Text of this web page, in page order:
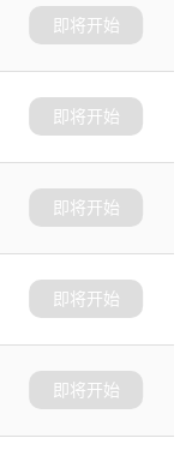
即将开始
即将开始
即将开始
即将开始
即将开始